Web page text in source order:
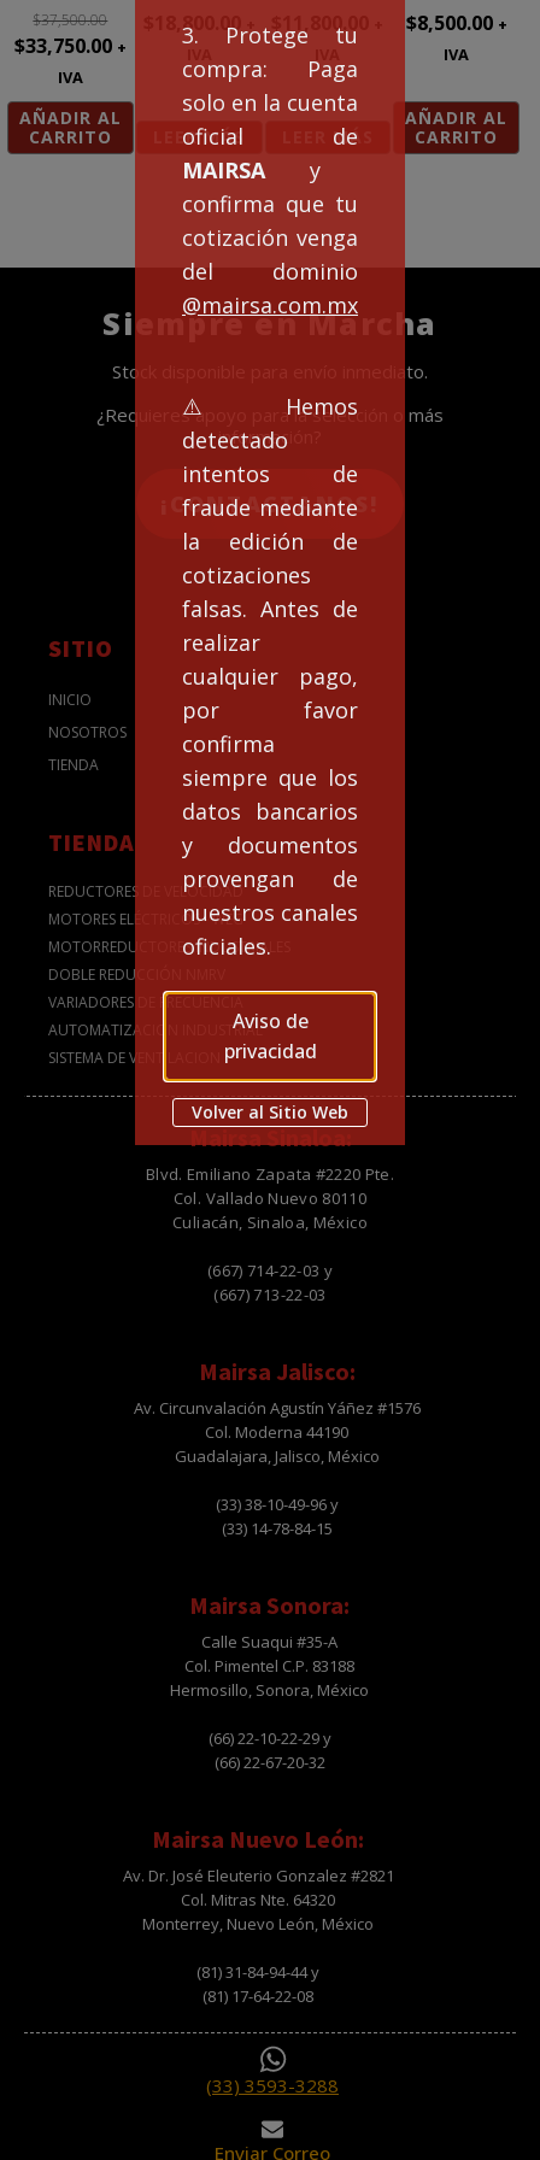
3. Protege tu
compra: Paga
solo en la cuenta
oficial de
MAIRSA y
confirma que tu
cotización venga
del dominio
@mairsa.com.mx
⚠️Hemos
detectado
intentos de
fraude mediante
la edición de
cotizaciones
falsas. Antes de
realizar
cualquier pago,
por favor
confirma
siempre que los
datos bancarios
y documentos
provengan de
nuestros canales
oficiales.
Aviso de
privacidad
Volver al Sitio Web
$37,500.00
Original
price
was:
$37,500.00.
$33,750.00Current
is:
$33,750.00.
+
IVA
AÑADIR AL
CARRITO
18,800.00
LEER MÁS
11,800.00
LEER MÁS
$8,500.00 +
IVA
AÑADIR AL
CARRITO
Siempre en Marcha
Stock disponible para envío inmediato.
¿Requieres apoyo para la selección o más
información?
¡CONTACTANOS!
SITIO
INICIO
NOSOTROS
TIENDA
TIENDA
REDUCTORES DE VELOCIDAD
MOTORES ELÉCTRICOS - WEG
MOTORREDUCTORES INDUSTRIALES
DOBLE REDUCCIÓN NMRV
VARIADORES DE FRECUENCIA
AUTOMATIZACION INDUSTRIAL
SISTEMA DE VENTILACION
Mairsa Sinaloa:
Blvd. Emiliano Zapata #2220 Pte.
Col. Vallado Nuevo 80110
Culiacán, Sinaloa, México
(667) 714-22-03 y
(667) 713-22-03
Mairsa Jalisco:
Av. Circunvalación Agustín Yáñez #1576
Col. Moderna 44190
Guadalajara, Jalisco, México
(33) 38-10-49-96 y
(33) 14-78-84-15
Mairsa Sonora:
Calle Suaqui #35-A
Col. Pimentel C.P. 83188
Hermosillo, Sonora, México
(66) 22-10-22-29 y
(66) 22-67-20-32
Mairsa Nuevo León:
Av. Dr. José Eleuterio Gonzalez #2821
Col. Mitras Nte. 64320
Monterrey, Nuevo León, México
(81) 31-84-94-44 y
(81) 17-64-22-08
(33) 3593-3288
Enviar Correo